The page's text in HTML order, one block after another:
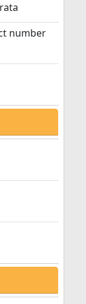
number